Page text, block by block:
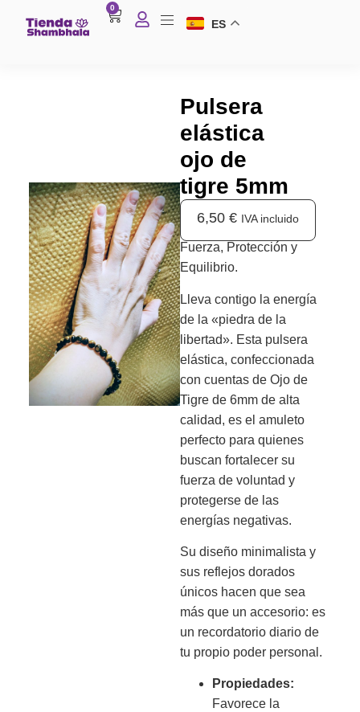
0
ES
Pulsera
elástica
ojo de
tigre 5mm
6,50 € IVA incluido
Fuerza, Protección y
Equilibrio.
Lleva contigo la energía
de la «piedra de la
libertad». Esta pulsera
elástica, confeccionada
con cuentas de Ojo de
Tigre de 6mm de alta
calidad, es el amuleto
perfecto para quienes
buscan fortalecer su
fuerza de voluntad y
protegerse de las
energías negativas.
Su diseño minimalista y
sus reflejos dorados
únicos hacen que sea
más que un accesorio: es
un recordatorio diario de
tu propio poder personal.
Propiedades:
Favorece la